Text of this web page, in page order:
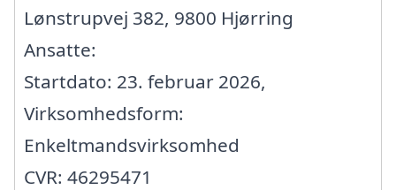
Lønstrupvej 382, 9800 Hjørring
Ansatte:
Startdato: 23. februar 2026,
Virksomhedsform:
Enkeltmandsvirksomhed
CVR: 46295471